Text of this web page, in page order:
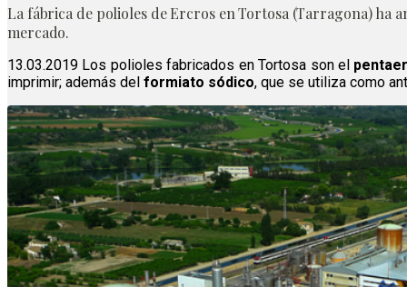
La fábrica de polioles de Ercros en Tortosa (Tarragona) ha
mercado.
13.03.2019 Los polioles fabricados en Tortosa son el
imprimir; además del formiato sódico, que se utiliza como